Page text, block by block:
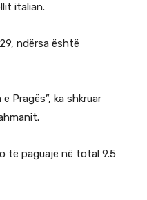
italian.
ndërsa është
Pragës”, ka shkruar
të paguajë në total 9.5